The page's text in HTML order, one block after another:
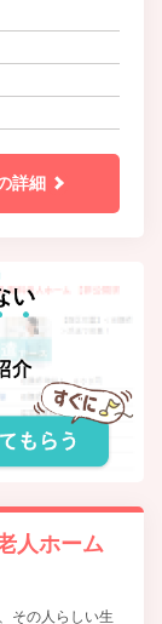
詳細
人ホーム
その人らしい生